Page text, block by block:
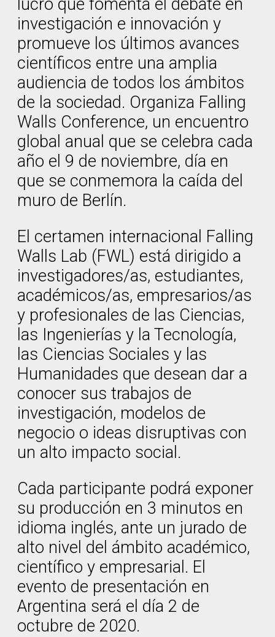
lucro que fomenta el debate en
investigación e innovación y
promueve los últimos avances
científicos entre una amplia
audiencia de todos los ámbitos
de la sociedad. Organiza Falling
Walls Conference, un encuentro
global anual que se celebra cada
año el 9 de noviembre, día en
que se conmemora la caída del
muro de Berlín.
El certamen internacional Falling
Walls Lab (FWL) está dirigido a
investigadores/as, estudiantes,
académicos/as, empresarios/as
y profesionales de las Ciencias,
las Ingenierías y la Tecnología,
las Ciencias Sociales y las
Humanidades que desean dar a
conocer sus trabajos de
investigación, modelos de
negocio o ideas disruptivas con
un alto impacto social.
Cada participante podrá exponer
su producción en 3 minutos en
idioma inglés, ante un jurado de
alto nivel del ámbito académico,
científico y empresarial. El
evento de presentación en
Argentina será el día 2 de
octubre de 2020.